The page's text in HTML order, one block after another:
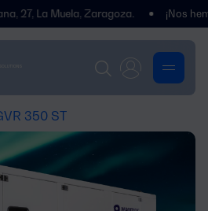
La Muela, Zaragoza. ¡Nos
350 ST